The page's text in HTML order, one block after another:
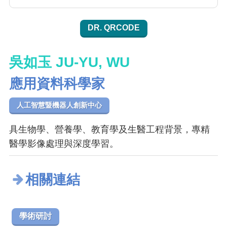
DR. QRCODE
吳如玉 JU-YU, WU
應用資料科學家
人工智慧暨機器人創新中心
具生物學、營養學、教育學及生醫工程背景，專精
醫學影像處理與深度學習。
相關連結
學術研討